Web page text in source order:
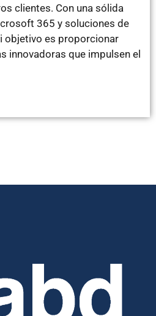
clientes. Con una sólida
365 y soluciones de
objetivo es proporcionar
innovadoras que impulsen el